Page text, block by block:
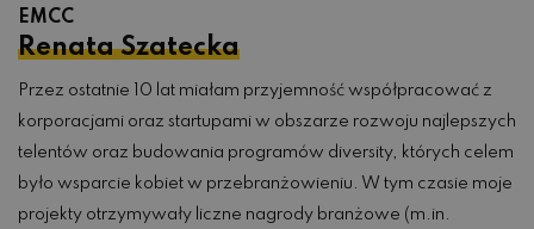
EMCC
Renata Szatecka
Przez ostatnie 10 lat miałam przyjemność współpracować z
korporacjami oraz startupami w obszarze rozwoju najlepszych
telentów oraz budowania programów diversity, których celem
było wsparcie kobiet w przebranżowieniu. W tym czasie moje
projekty otrzymywały liczne nagrody branżowe (m.in.